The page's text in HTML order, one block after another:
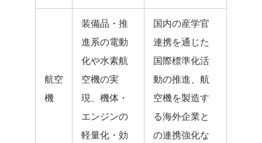
航空
機
装備品・推
進系の電動
化や水素航
空機の実
現、機体・
エンジンの
軽量化・効
国内の産学官
連携を通じた
国際標準化活
動の推進、航
空機を製造す
る海外企業と
の連携強化な